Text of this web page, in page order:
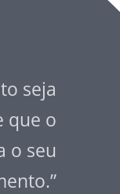
seja
que o
o seu